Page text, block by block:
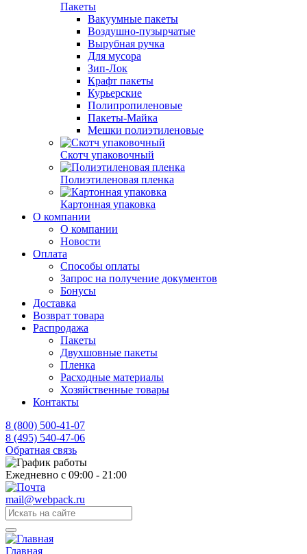
Пакеты
Вакуумные пакеты
Воздушно-пузырчатые
Вырубная ручка
Для мусора
Зип-Лок
Крафт пакеты
Курьерские
Полипропиленовые
Пакеты-Майка
Мешки полиэтиленовые
Скотч упаковочный
Полиэтиленовая пленка
Картонная упаковка
О компании
О компании
Новости
Оплата
Способы оплаты
Запрос на получение документов
Бонусы
Доставка
Возврат товара
Распродажа
Пакеты
Двухшовные пакеты
Пленка
Расходные материалы
Хозяйственные товары
Контакты
8 (800) 500-41-07
8 (495) 540-47-06
Обратная связь
Ежедневно с 09:00 - 21:00
mail@webpack.ru
Главная